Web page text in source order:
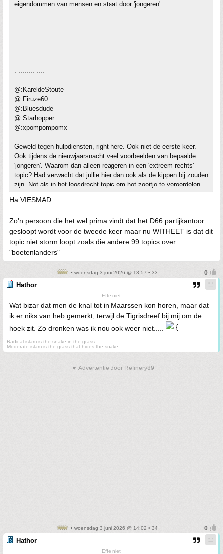
eigendommen van mensen en staat door 'jongeren':
....
........
. ........ ....
@:KareldeStoute
@:Firuze60
@:Bluesdude
@:Starhopper
@:xpompompomx
Geweld tegen hulpdiensten, right here. Ook niet de eerste keer.
Ook tijdens de nieuwjaarsnacht veel voorbeelden van bepaalde
'jongeren'. Waarom dan alleen reageren in een 'extreem rechts'
topic? Had verwacht dat jullie hier dan ook als de kippen bij zouden
zijn. Net als in het loosdrecht topic om het zooitje te veroordelen.
Ha VIESMAD
Zo'n persoon die het wel prima vindt dat het D66 partijkantoor
gesloopt wordt voor de tweede keer maar nu WITHEET is dat dit
topic niet storm loopt zoals die andere 99 topics over
"boetenlanders"
• woensdag 3 juni 2026 @ 13:57 • 33
Hathor
Effe niet
Wat bizar dat men de knal tot in Maarssen kon horen, maar dat
ik er niks van heb gemerkt, terwijl de Tigrisdreef bij mij om de
hoek zit. Zo dronken was ik nou ook weer niet.....
Radical islam is the snake in the grass.
Moderate islam is the grass that hides the snake.
▼ Advertentie door Refinery89
• woensdag 3 juni 2026 @ 14:02 • 34
Hathor
Effe niet